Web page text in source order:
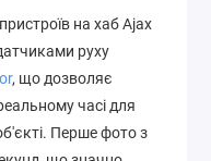
на хаб Ajax
руху
, що дозволяє
часі для
Перше фото з